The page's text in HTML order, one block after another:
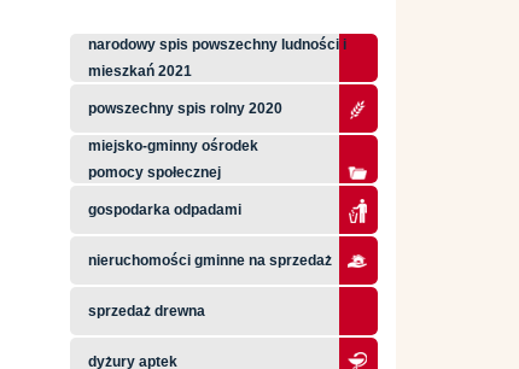
narodowy spis powszechny ludności i
mieszkań 2021
powszechny spis rolny 2020
miejsko-gminny ośrodek
pomocy społecznej
gospodarka odpadami
nieruchomości gminne na sprzedaż
sprzedaż drewna
dyżury aptek